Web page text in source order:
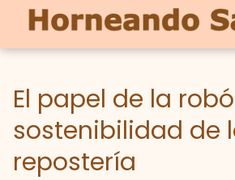
El papel de la
sostenibilidad de
repostería